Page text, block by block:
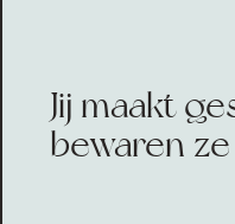
Jij maakt
bewaren ze